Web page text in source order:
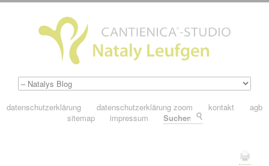
datenschutzerklärung datenschutzerklärung zoom kontakt
agb
sitemap
impressum